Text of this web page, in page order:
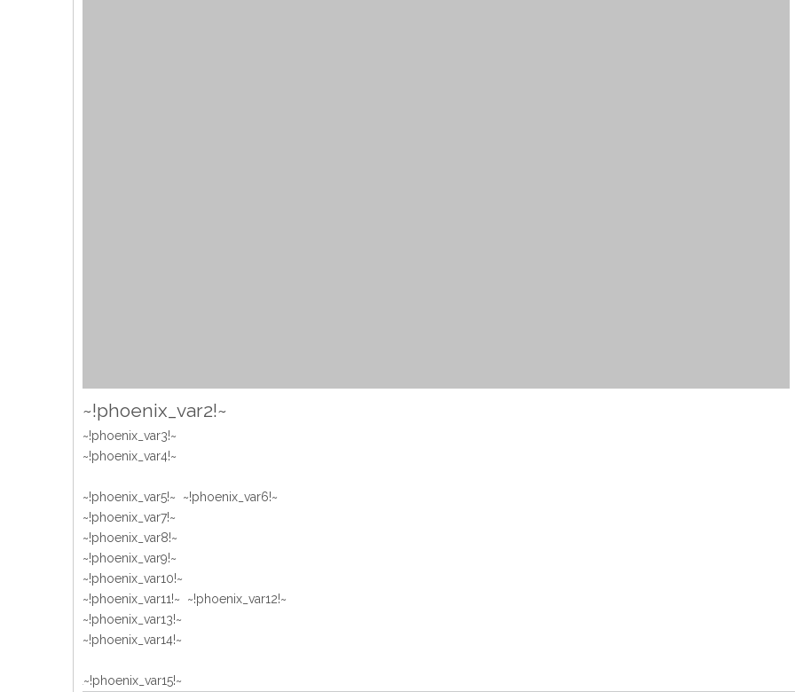
~!phoenix_var2!~
~!phoenix_var3!~
~!phoenix_var4!~
~!phoenix_var5!~ ~!phoenix_var6!~
~!phoenix_var7!~
~!phoenix_var8!~
~!phoenix_var9!~
~!phoenix_var10!~
~!phoenix_var11!~ ~!phoenix_var12!~
~!phoenix_var13!~
~!phoenix_var14!~
~!phoenix_var15!~